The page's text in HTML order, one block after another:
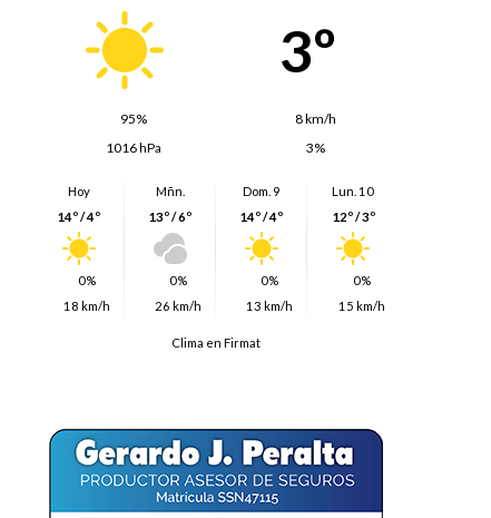
3º
95%
8 km/h
1016 hPa
3%
Hoy
14º / 4º
0%
18 km/h
Mñn.
13º / 6º
0%
26 km/h
Dom. 9
14º / 4º
0%
13 km/h
Lun. 10
12º / 3º
0%
15 km/h
Clima en Firmat